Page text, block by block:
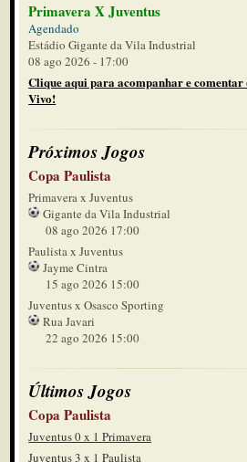
Primavera X Juventus
Agendado
Estádio Gigante da Vila Industrial
08 ago 2026 - 17:00
Clique aqui para acompanhar e comentar
Vivo!
Próximos Jogos
Copa Paulista
Primavera x Juventus
Gigante da Vila Industrial
08 ago 2026 17:00
Paulista x Juventus
Jayme Cintra
15 ago 2026 15:00
Juventus x Osasco Sporting
Rua Javari
22 ago 2026 15:00
Últimos Jogos
Copa Paulista
Juventus 0 x 1 Primavera
Juventus 3 x 1 Paulista